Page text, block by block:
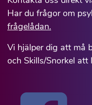
Har du frågor om
frågelådan.
Vi hjälper dig att må
och Skills/Snorkel att